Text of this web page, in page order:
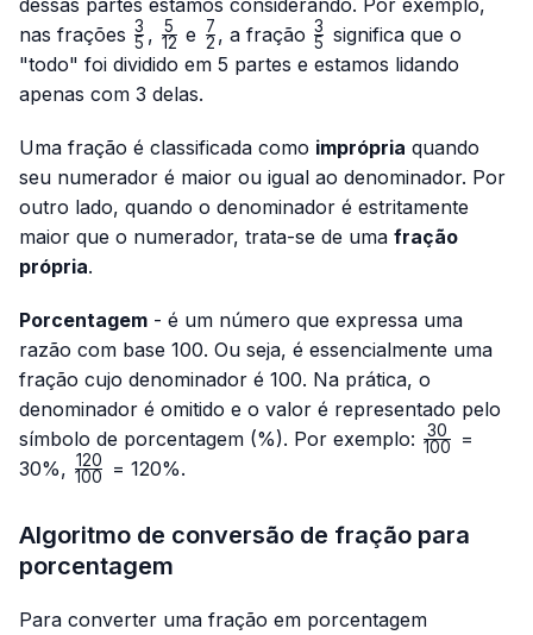
nas frações \frac{3}
{5}
5
3 , \frac{5}
{12}
12
5 e \frac{7}
{2}
2
7 , a fração \frac{3}
{5}
5
3 significa que o
"todo" foi dividido em 5 partes e estamos lidando
apenas com 3 delas.
Uma fração é classificada como imprópria quando
seu numerador é maior ou igual ao denominador. Por
outro lado, quando o denominador é estritamente
maior que o numerador, trata-se de uma fração
própria.
Porcentagem - é um número que expressa uma
razão com base 100. Ou seja, é essencialmente uma
fração cujo denominador é 100. Na prática, o
denominador é omitido e o valor é representado pelo
símbolo de porcentagem (%). Por exemplo: \frac{30}
100
30
=
30%, \frac{120}
100
120 = 120%.
Algoritmo de conversão de fração para
porcentagem
Para converter uma fração em porcentagem